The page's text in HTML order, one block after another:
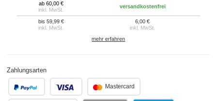
ab 60,00 €
inkl. MwSt.
versandkostenfrei
bis 59,99 €
inkl. MwSt.
6,00 €
inkl. MwSt.
mehr erfahren
Zahlungsarten
Mastercard